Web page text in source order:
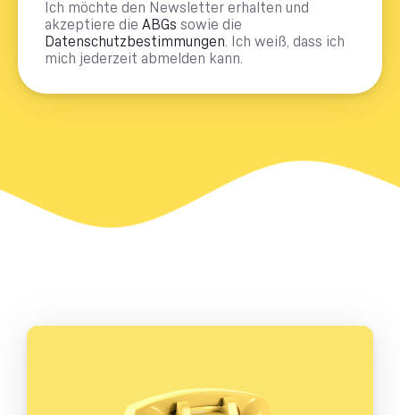
Ich möchte den Newsletter erhalten und
akzeptiere die ABGs sowie die
Datenschutzbestimmungen . Ich weiß, dass ich
mich jederzeit abmelden kann.